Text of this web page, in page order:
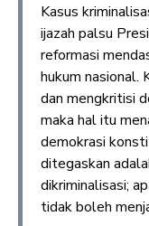
Kasus
ijazah palsu
reformasi
hukum nasional.
dan mengkritisi
maka hal itu
demokrasi
ditegaskan
dikriminalisasi;
tidak boleh